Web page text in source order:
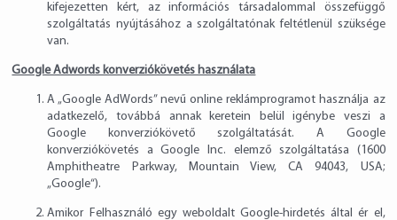
kifejezetten kért, az információs társadalommal összefüggő
szolgáltatás nyújtásához a szolgáltatónak feltétlenül szüksége
van.
Google Adwords konverziókövetés használata
A „Google AdWords” nevű online reklámprogramot használja az
adatkezelő, továbbá annak keretein belül igénybe veszi a
Google konverziókövető szolgáltatását. A Google
konverziókövetés a Google Inc. elemző szolgáltatása (1600
Amphitheatre Parkway, Mountain View, CA 94043, USA;
„Google“).
Amikor Felhasználó egy weboldalt Google-hirdetés által ér el,